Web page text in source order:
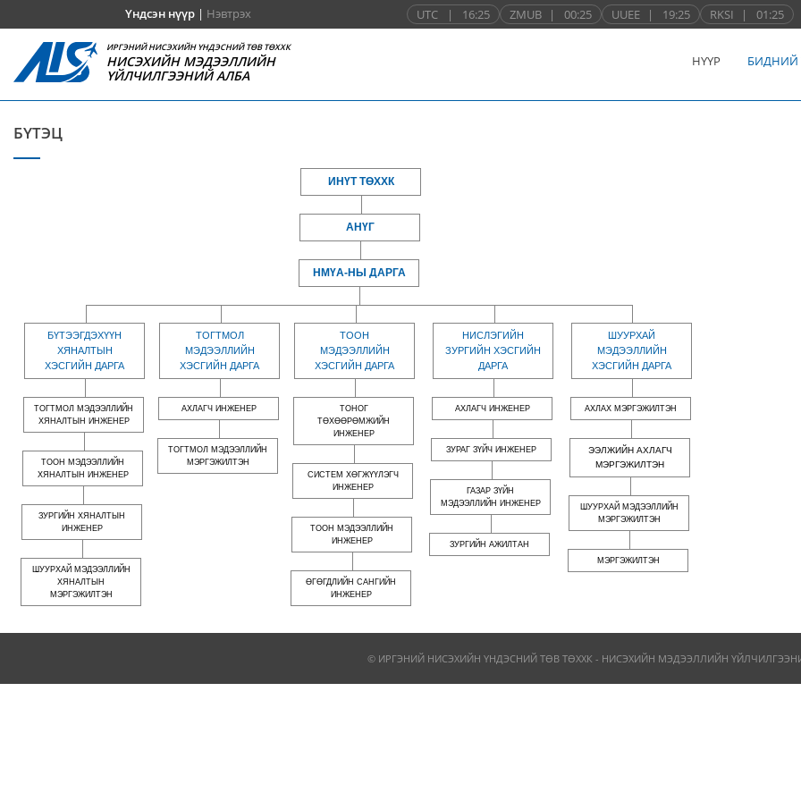
Үндсэн нүүр| Нэвтрэх UTC | 16:25 ZMUB | 00:25 UUEE | 19:25 RKSI | 01:25
ИРГЭНИЙ НИСЭХИЙН ҮНДЭСНИЙ ТӨВ ТӨХХК
НИСЭХИЙН МЭДЭЭЛЛИЙН
ҮЙЛЧИЛГЭЭНИЙ АЛБА
НҮҮР БИДНИЙ
БҮТЭЦ
ИНҮТ ТӨХХК
АНҮГ
НМҮА-НЫ ДАРГА
БҮТЭЭГДЭХҮҮН
ХЯНАЛТЫН
ХЭСГИЙН ДАРГА
ТОГТМОЛ МЭДЭЭЛЛИЙН
ХЯНАЛТЫН ИНЖЕНЕР
ТООН МЭДЭЭЛЛИЙН
ХЯНАЛТЫН ИНЖЕНЕР
ЗУРГИЙН ХЯНАЛТЫН
ИНЖЕНЕР
ШУУРХАЙ МЭДЭЭЛЛИЙН
ХЯНАЛТЫН
МЭРГЭЖИЛТЭН
ТОГТМОЛ
МЭДЭЭЛЛИЙН
ХЭСГИЙН ДАРГА
АХЛАГЧ ИНЖЕНЕР
ТОГТМОЛ МЭДЭЭЛЛИЙН
МЭРГЭЖИЛТЭН
ТООН
МЭДЭЭЛЛИЙН
ХЭСГИЙН ДАРГА
ТОНОГ
ТӨХӨӨРӨМЖИЙН
ИНЖЕНЕР
СИСТЕМ ХӨГЖҮҮЛЭГЧ
ИНЖЕНЕР
ТООН МЭДЭЭЛЛИЙН
ИНЖЕНЕР
ӨГӨГДЛИЙН САНГИЙН
ИНЖЕНЕР
НИСЛЭГИЙН
ЗУРГИЙН ХЭСГИЙН
ДАРГА
АХЛАГЧ ИНЖЕНЕР
ЗУРАГ ЗҮЙЧ ИНЖЕНЕР
ГАЗАР ЗҮЙН
МЭДЭЭЛЛИЙН ИНЖЕНЕР
ЗУРГИЙН АЖИЛТАН
ШУУРХАЙ
МЭДЭЭЛЛИЙН
ХЭСГИЙН ДАРГА
АХЛАХ МЭРГЭЖИЛТЭН
ЭЭЛЖИЙН АХЛАГЧ
МЭРГЭЖИЛТЭН
ШУУРХАЙ МЭДЭЭЛЛИЙН
МЭРГЭЖИЛТЭН
МЭРГЭЖИЛТЭН
© ИРГЭНИЙ НИСЭХИЙН ҮНДЭСНИЙ ТӨВ ТӨХХК - НИСЭХИЙН МЭДЭЭЛЛИЙН